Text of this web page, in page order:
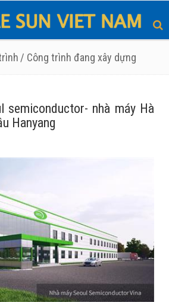
/ Công trình đang xây dựng
semiconductor- nhà máy Hà
Hanyang